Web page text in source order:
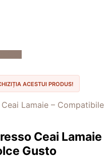
ACESTUI PRODUS!
Ceai Lamaie
Gusto